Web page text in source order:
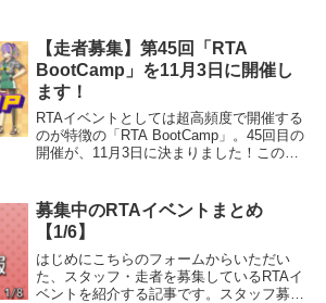
風来のシレンの4ダンジョンをTAで...
【走者募集】第45回「RTA
BootCamp」を11月3日に開催し
ます！
RTAイベントとしては超高頻度で開催する
のが特徴の「RTA BootCamp」。45回目の
開催が、11月3日に決まりました！このペ
法などを紹介します。RT...
募集中のRTAイベントまとめ
【1/6】
はじめにこちらのフォームからいただい
た、スタッフ・走者を募集しているRTAイ
ベントを紹介する記事です。スタッフ募集